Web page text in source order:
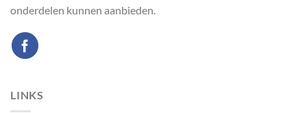
onderdelen kunnen aanbieden.
LINKS